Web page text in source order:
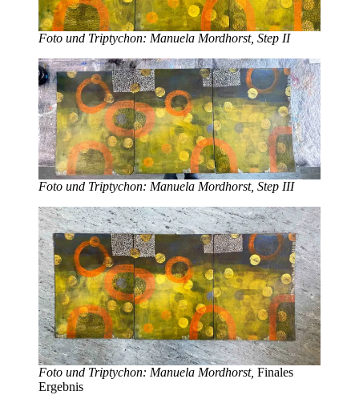
Foto und Triptychon: Manuela Mordhorst, Step II
Foto und Triptychon: Manuela Mordhorst, Step III
Foto und Triptychon: Manuela Mordhorst, Finales
Ergebnis